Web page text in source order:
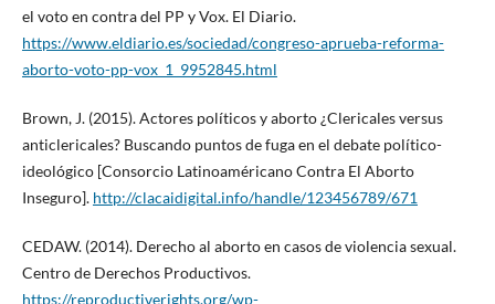
el voto en contra del PP y Vox. El Diario.
https://www.eldiario.es/sociedad/congreso-aprueba-reforma-
aborto-voto-pp-vox_1_9952845.html
Brown, J. (2015). Actores políticos y aborto ¿Clericales versus
anticlericales? Buscando puntos de fuga en el debate político-
ideológico [Consorcio Latinoaméricano Contra El Aborto
Inseguro]. http://clacaidigital.info/handle/123456789/671
CEDAW. (2014). Derecho al aborto en casos de violencia sexual.
Centro de Derechos Productivos.
https://reproductiverights.org/wp-